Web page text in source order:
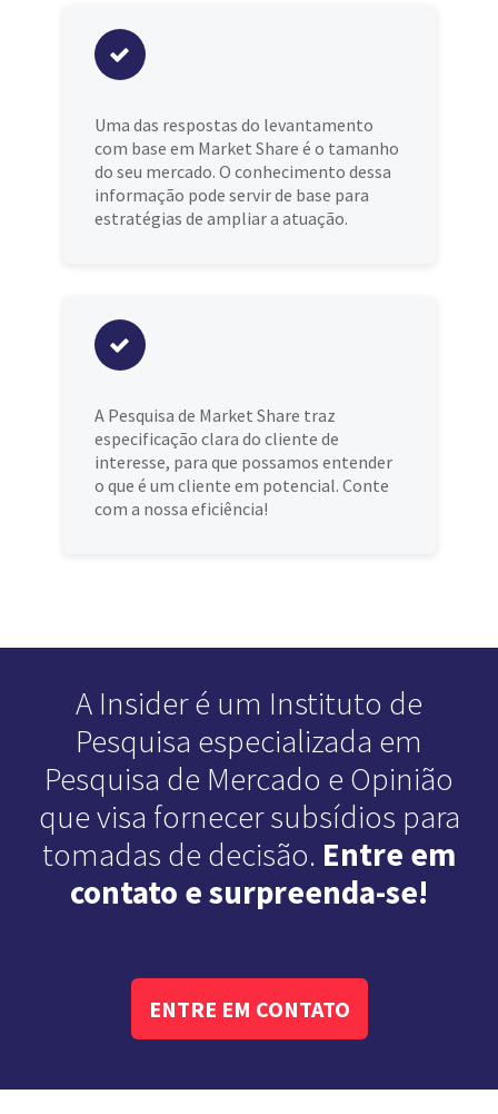
Uma das respostas do levantamento
com base em Market Share é o tamanho
do seu mercado. O conhecimento dessa
informação pode servir de base para
estratégias de ampliar a atuação.
A Pesquisa de Market Share traz
especificação clara do cliente de
interesse, para que possamos entender
o que é um cliente em potencial. Conte
com a nossa eficiência!
A Insider é um Instituto de
Pesquisa especializada em
Pesquisa de Mercado e Opinião
que visa fornecer subsídios para
tomadas de decisão. Entre em
contato e surpreenda-se!
ENTRE EM CONTATO